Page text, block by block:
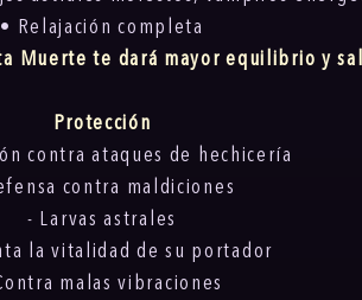
• Relajación completa
Muerte te dará mayor equilibrio y
Protección
contra ataques de hechicería
contra maldiciones
- Larvas astrales
la vitalidad de su portador
malas vibraciones